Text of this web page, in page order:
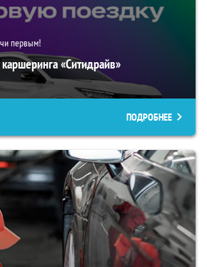
первым!
«Ситидрайв»
ПОДРОБНЕЕ